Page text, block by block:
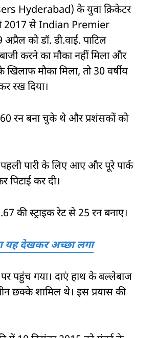
Hyderabad) के युवा क्रिकेटर
2017 से Indian Premier
को डॉ. डी.वाई. पाटिल
करने का मौका नहीं मिला और
मौका मिला, तो 30 वर्षीय
रख दिया।
रन बना चुके थे और प्रशंसकों को
पारी के लिए आए और पूरे पार्क
पिटाई कर दी।
की स्ट्राइक रेट से 25 रन बनाए।
यह देखकर अच्छा लगा
पहुंच गया। दाएं हाथ के बल्लेबाज
छक्के शामिल थे। इस प्रयास की